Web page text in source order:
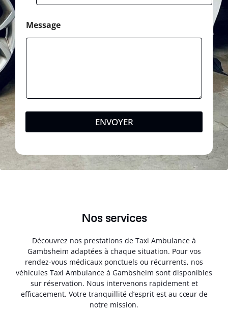
Message
ENVOYER
Nos services
Découvrez nos prestations de Taxi Ambulance à
Gambsheim adaptées à chaque situation. Pour vos
rendez-vous médicaux ponctuels ou récurrents, nos
véhicules Taxi Ambulance à Gambsheim sont disponibles
sur réservation. Nous intervenons rapidement et
efficacement. Votre tranquillité d’esprit est au cœur de
notre mission.